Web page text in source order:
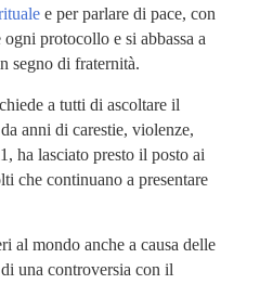
e per parlare di pace, con
protocollo e si abbassa a
segno di fraternità.
a tutti di ascoltare il
anni di carestie, violenze,
ha lasciato presto il posto ai
che continuano a presentare
al mondo anche a causa delle
una controversia con il